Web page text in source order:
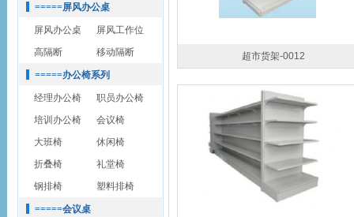
=====屏风办公桌
屏风办公桌
屏风工作位
高隔断
移动隔断
=====办公椅系列
经理办公椅
职员办公椅
培训办公椅
会议椅
大班椅
休闲椅
折叠椅
礼堂椅
钢排椅
塑料排椅
=====会议桌
超市货架-0012